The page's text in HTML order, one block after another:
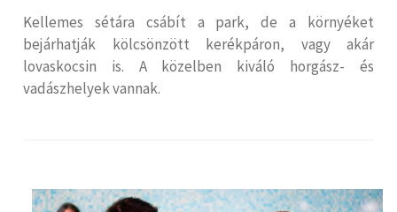
Kellemes sétára csábít a park, de a környéket
bejárhatják kölcsönzött kerékpáron, vagy akár
lovaskocsin is. A közelben kiváló horgász- és
vadászhelyek vannak.